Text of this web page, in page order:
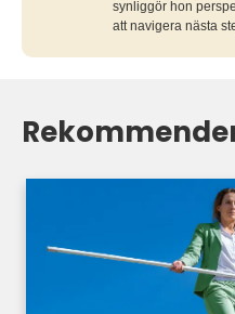
synliggör hon
att navigera nästa